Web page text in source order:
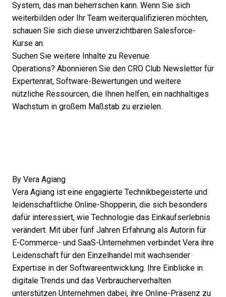
System, das man beherrschen kann. Wenn Sie sich
weiterbilden oder Ihr Team weiterqualifizieren möchten,
schauen Sie sich diese unverzichtbaren Salesforce-
Kurse an.
Suchen Sie weitere Inhalte zu Revenue
Operations? Abonnieren Sie den CRO Club Newsletter für
Expertenrat, Software-Bewertungen und weitere
nützliche Ressourcen, die Ihnen helfen, ein nachhaltiges
Wachstum in großem Maßstab zu erzielen.
By Vera Agiang
Vera Agiang ist eine engagierte Technikbegeisterte und
leidenschaftliche Online-Shopperin, die sich besonders
dafür interessiert, wie Technologie das Einkaufserlebnis
verändert. Mit über fünf Jahren Erfahrung als Autorin für
E-Commerce- und SaaS-Unternehmen verbindet Vera ihre
Leidenschaft für den Einzelhandel mit wachsender
Expertise in der Softwareentwicklung. Ihre Einblicke in
digitale Trends und das Verbraucherverhalten
unterstützen Unternehmen dabei, ihre Online-Präsenz zu